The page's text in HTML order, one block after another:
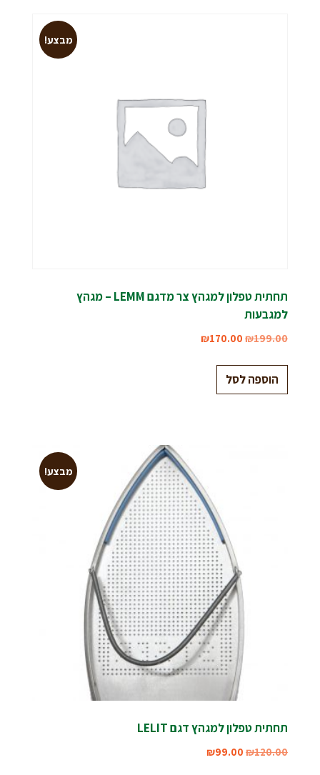
מבצע!
תחתית טפלון למגהץ צר מדגם LEMM – מגהץ
למגבעות
₪199.00
₪170.00
הוספה לסל
מבצע!
תחתית טפלון למגהץ דגם LELIT
₪120.00
₪99.00